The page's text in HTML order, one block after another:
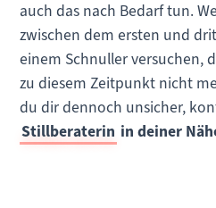
auch das nach Bedarf tun.
zwischen dem ersten und
einem Schnuller versuchen,
zu diesem Zeitpunkt nicht
du dir dennoch unsicher,
Stillberaterin in deiner